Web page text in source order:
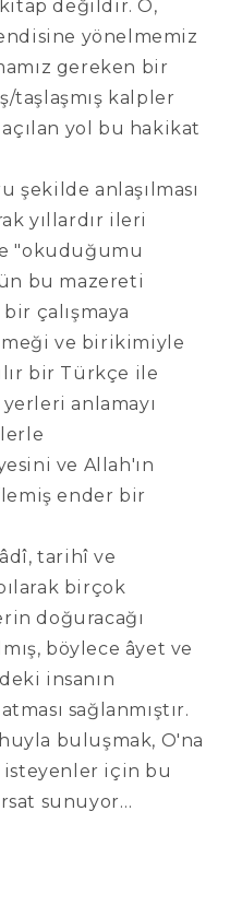
değildir. O,
yönelmemiz
gereken bir
taşlaşmış kalpler
yol bu hakikat
şekilde anlaşılması
yıllardır ileri
"okuduğumu
bu mazereti
çalışmaya
ve birikimiyle
bir Türkçe ile
anlamayı
ve Allah'ın
ender bir
tarihî ve
birçok
doğuracağı
böylece âyet ve
insanın
sağlanmıştır.
buluşmak, O'na
isteyenler için bu
sunuyor…